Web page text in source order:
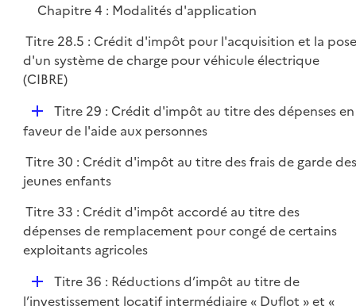
e
r
l
i
e
r
Chapitre 4 : Modalités d'application
Titre 28.5 : Crédit d'impôt pour l'acquisition et la
d'un système de charge pour véhicule électrique
(CIBRE)
D
é
l
i
e
r
Titre 29 : Crédit d'impôt au titre des dépenses en
faveur de l'aide aux personnes
Titre 30 : Crédit d'impôt au titre des frais de garde
jeunes enfants
Titre 33 : Crédit d'impôt accordé au titre des
dépenses de remplacement pour congé de certains
exploitants agricoles
D
é
Titre 36 : Réductions d’impôt au titre de
l’investissement locatif intermédiaire « Duflot » et «